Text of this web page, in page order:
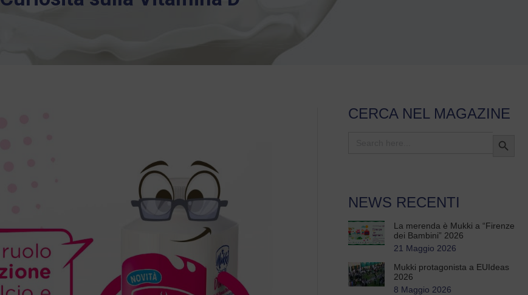
CERCA NEL MAGAZINE
NEWS RECENTI
La merenda è Mukki a “Firenze
dei Bambini” 2026
21 Maggio 2026
Mukki protagonista a EUIdeas
2026
8 Maggio 2026